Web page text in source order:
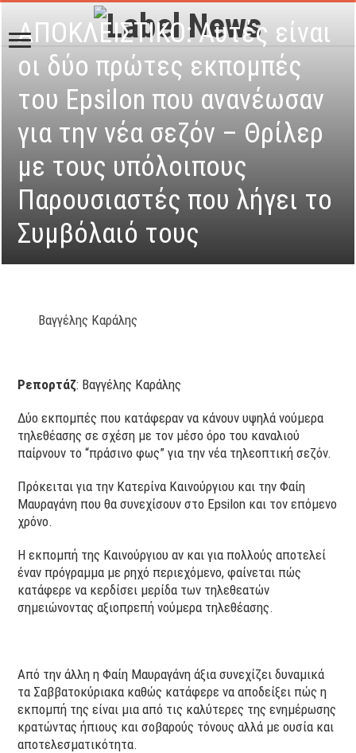
ΑΠΟΚΛΕΙΣΤΙΚΟ: Αυτές είναι
οι δύο πρώτες εκπομπές
του Epsilon που ανανέωσαν
για την νέα σεζόν – Θρίλερ
με τους υπόλοιπους
Παρουσιαστές που λήγει το
Συμβόλαιό τους
Βαγγέλης Καράλης
Ρεπορτάζ: Βαγγέλης Καράλης
Δύο εκπομπές που κατάφεραν να κάνουν υψηλά νούμερα
τηλεθέασης σε σχέση με τον μέσο όρο του καναλιού
παίρνουν το “πράσινο φως” για την νέα τηλεοπτική σεζόν.
Πρόκειται για την Κατερίνα Καινούργιου και την Φαίη
Μαυραγάνη που θα συνεχίσουν στο Epsilon και τον επόμενο
χρόνο.
Η εκπομπή της Καινούργιου αν και για πολλούς αποτελεί
έναν πρόγραμμα με ρηχό περιεχόμενο, φαίνεται πώς
κατάφερε να κερδίσει μερίδα των τηλεθεατών
σημειώνοντας αξιοπρεπή νούμερα τηλεθέασης.
Από την άλλη η Φαίη Μαυραγάνη άξια συνεχίζει δυναμικά
τα Σαββατοκύριακα καθώς κατάφερε να αποδείξει πώς η
εκπομπή της είναι μια από τις καλύτερες της ενημέρωσης
κρατώντας ήπιους και σοβαρούς τόνους αλλά με ουσία και
αποτελεσματικότητα.